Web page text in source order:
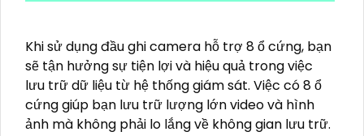
Khi sử dụng đầu ghi camera hỗ trợ 8 ổ cứng, bạn
sẽ tận hưởng sự tiện lợi và hiệu quả trong việc
lưu trữ dữ liệu từ hệ thống giám sát. Việc có 8 ổ
cứng giúp bạn lưu trữ lượng lớn video và hình
ảnh mà không phải lo lắng về không gian lưu trữ.